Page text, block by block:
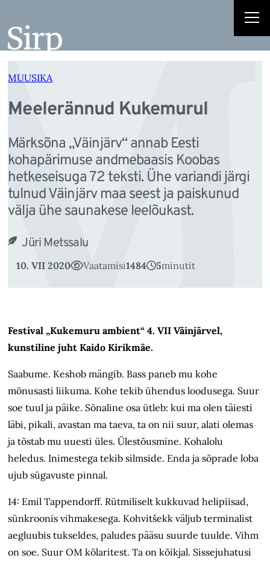
juurde
MUUSIKA
Meelerännud Kukemurul
Märksõna „Väinjärv“ annab Eesti
kohapärimuse andmebaasis Koobas
hetkeseisuga 72 teksti. Ühe variandi järgi
tulnud Väinjärv maa seest ja paiskunud
välja ühe saunakese leelõukast.
Jüri Metssalu
10. VII 2020 Vaatamisi1484 5minutit
Festival „Kukemuru ambient“ 4. VII Väinjärvel,
kunstiline juht Kaido Kirikmäe.
Saabume. Keshob mängib. Bass paneb mu kohe
mõnusasti liikuma. Kohe tekib ühendus loodusega. Suur
soe tuul ja päike. Sõnaline osa ütleb: kui ma olen täiesti
läbi, pikali, avastan ma taeva, ta on nii suur, alati olemas
ja tõstab mu uuesti üles. Ülestõusmine. Kohalolu
heledus. Inimestega tekib silmside. Enda ja sõprade loba
ujub sügavuste pinnal.
14: Emil Tappendorff. Rütmiliselt kukkuvad helipiisad,
sünkroonis vihmakesega. Kohvitšekk väljub terminalist
aegluubis tukseldes, paludes pääsu suurde tuulde. Vihm
on soe. Suur OM kõlaritest. Ta on kõikjal. Sissejuhatusi